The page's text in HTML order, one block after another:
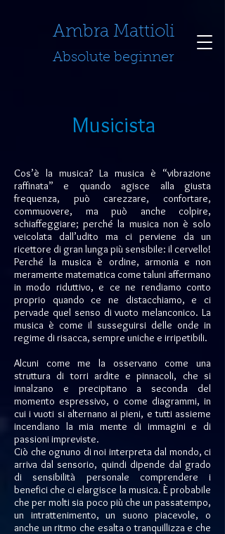
​​​​​​​Ambra Mattioli
Absolute beginner
Musicista
Cos’è la musica? La musica è “vibrazione
raffinata” e quando agisce alla giusta
frequenza, può carezzare, confortare,
commuovere, ma può anche colpire,
schiaffeggiare; perché la musica non è solo
veicolata dall’udito ma ci perviene da un
ricettore di gran lunga più sensibile: il cervello!
Perché la musica è ordine, armonia e non
meramente matematica come taluni affermano
in modo riduttivo, e ce ne rendiamo conto
proprio quando ce ne distacchiamo, e ci
pervade quel senso di vuoto melanconico. La
musica è come il susseguirsi delle onde in
regime di risacca, sempre uniche e irripetibili.
Alcuni come me la osservano come una
struttura di torri ardite e pinnacoli, che si
innalzano e precipitano a seconda del
momento espressivo, o come diagrammi, in
cui i vuoti si alternano ai pieni, e tutti assieme
incendiano la mia mente di immagini e di
passioni impreviste.
Ciò che ognuno di noi interpreta dal mondo, ci
arriva dal sensorio, quindi dipende dal grado
di sensibilità personale comprendere i
benefici che ci elargisce la musica. È probabile
che per molti sia poco più che un passatempo,
un intrattenimento, un suono piacevole, o
anche un ritmo che esalta o tranquillizza e che